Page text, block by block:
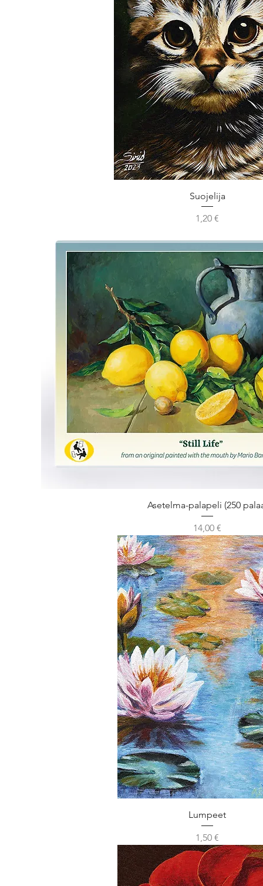
Suojelija
Hinta
1,20 €
Asetelma-palapeli (250
Hinta
14,00 €
Lumpeet
Hinta
1,50 €